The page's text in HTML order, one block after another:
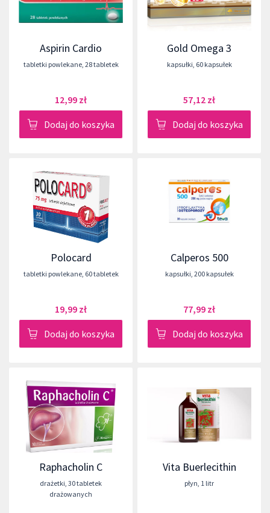
Aspirin Cardio
tabletki powlekane, 28 tabletek
12,99 zł
Dodaj do koszyka
Gold Omega 3
kapsułki, 60 kapsułek
57,12 zł
Dodaj do koszyka
Polocard
tabletki powlekane, 60 tabletek
19,99 zł
Dodaj do koszyka
Calperos 500
kapsułki, 200 kapsułek
77,99 zł
Dodaj do koszyka
Raphacholin C
drażetki, 30 tabletek
drażowanych
Vita Buerlecithin
płyn, 1 litr